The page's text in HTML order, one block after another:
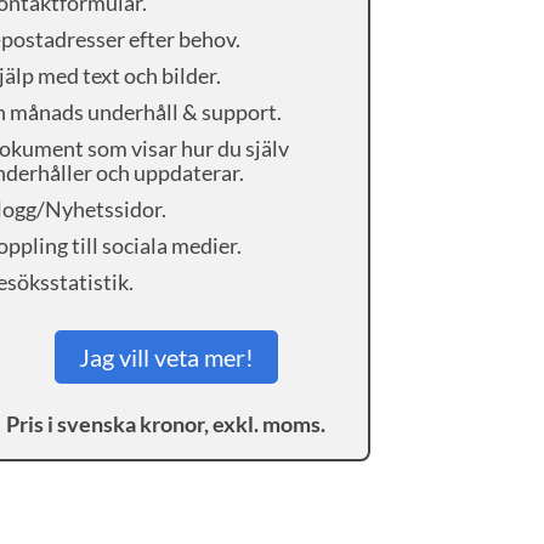
efter behov.
med text och bilder.
månads underhåll & support.
som visar hur du själv
och uppdaterar.
Nyhetssidor.
till sociala medier.
Jag vill veta mer!
Pris i svenska kronor, exkl. moms.